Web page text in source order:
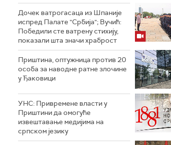
Дочек ватрогасаца из Шпаније
испред Палате "Србија"; Вучић:
Победили сте ватрену стихију,
показали шта значи храброст
Приштина, оптужница против 20
особа за наводне ратне злочине
у Ђаковици
УНС: Привремене власти у
Приштини да омогуће
извештавање медијима на
српском језику